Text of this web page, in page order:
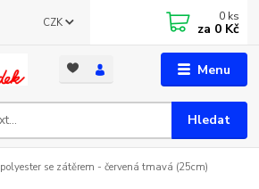
Menu
CZK
Hledat
0 ks
za 0 Kč
polyester se zátěrem - červená tmavá (25cm)